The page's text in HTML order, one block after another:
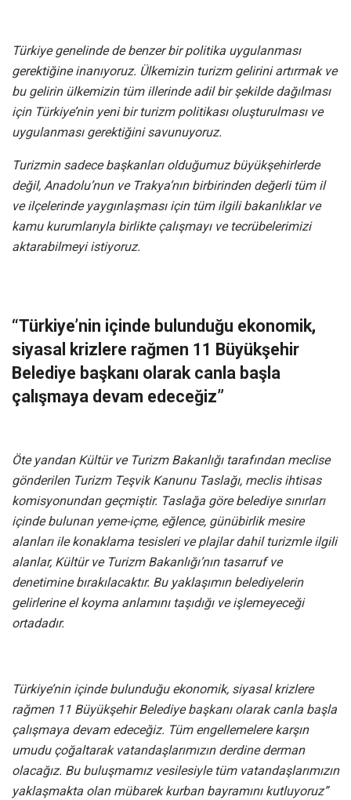
Türkiye genelinde de benzer bir politika uygulanması
gerektiğine inanıyoruz. Ülkemizin turizm gelirini artırmak ve
bu gelirin ülkemizin tüm illerinde adil bir şekilde dağılması
için Türkiye’nin yeni bir turizm politikası oluşturulması ve
uygulanması gerektiğini savunuyoruz.
Turizmin sadece başkanları olduğumuz büyükşehirlerde
değil, Anadolu’nun ve Trakya’nın birbirinden değerli tüm il
ve ilçelerinde yaygınlaşması için tüm ilgili bakanlıklar ve
kamu kurumlarıyla birlikte çalışmayı ve tecrübelerimizi
aktarabilmeyi istiyoruz.
“Türkiye’nin içinde bulunduğu ekonomik,
siyasal krizlere rağmen 11 Büyükşehir
Belediye başkanı olarak canla başla
çalışmaya devam edeceğiz”
Öte yandan Kültür ve Turizm Bakanlığı tarafından meclise
gönderilen Turizm Teşvik Kanunu Taslağı, meclis ihtisas
komisyonundan geçmiştir. Taslağa göre belediye sınırları
içinde bulunan yeme-içme, eğlence, günübirlik mesire
alanları ile konaklama tesisleri ve plajlar dahil turizmle ilgili
alanlar, Kültür ve Turizm Bakanlığı’nın tasarruf ve
denetimine bırakılacaktır. Bu yaklaşımın belediyelerin
gelirlerine el koyma anlamını taşıdığı ve işlemeyeceği
ortadadır.
Türkiye’nin içinde bulunduğu ekonomik, siyasal krizlere
rağmen 11 Büyükşehir Belediye başkanı olarak canla başla
çalışmaya devam edeceğiz. Tüm engellemelere karşın
umudu çoğaltarak vatandaşlarımızın derdine derman
olacağız. Bu buluşmamız vesilesiyle tüm vatandaşlarımızın
yaklaşmakta olan mübarek kurban bayramını kutluyoruz”